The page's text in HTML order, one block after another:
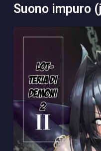
suono impuro